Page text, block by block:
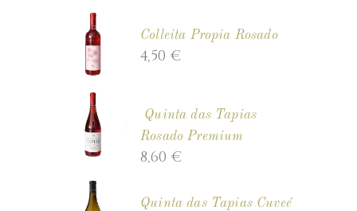
Colleita Propia Rosado
4,50€
Quinta das Tapias
Rosado Premium
8,60€
Quinta das Tapias Cuveé